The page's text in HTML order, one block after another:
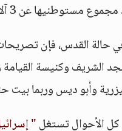
عن 3 آلاف، مقابل تشريع الكتل الاستيطانية التي تضم 450 ألف مستوطن.
حالة القدس، فإن
الشريف وكنيسة
وأبو ديس وربما بيت
الأحوال تستغل"